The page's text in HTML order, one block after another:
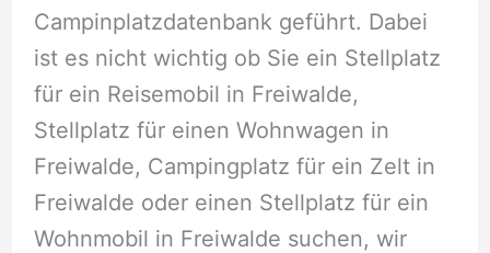
Campinplatzdatenbank geführt. Dabei
ist es nicht wichtig ob Sie ein Stellplatz
für ein Reisemobil in Freiwalde,
Stellplatz für einen Wohnwagen in
Freiwalde, Campingplatz für ein Zelt in
Freiwalde oder einen Stellplatz für ein
Wohnmobil in Freiwalde suchen, wir